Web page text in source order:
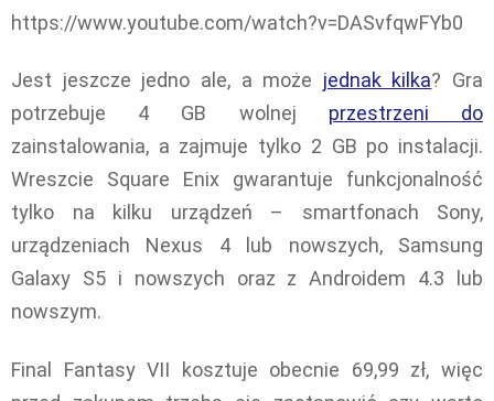
https://www.youtube.com/watch?v=DASvfqwFYb0
Jest jeszcze jedno ale, a może jednak kilka? Gra
potrzebuje 4 GB wolnej przestrzeni do
zainstalowania, a zajmuje tylko 2 GB po instalacji.
Wreszcie Square Enix gwarantuje funkcjonalność
tylko na kilku urządzeń – smartfonach Sony,
urządzeniach Nexus 4 lub nowszych, Samsung
Galaxy S5 i nowszych oraz z Androidem 4.3 lub
nowszym.
Final Fantasy VII kosztuje obecnie 69,99 zł, więc